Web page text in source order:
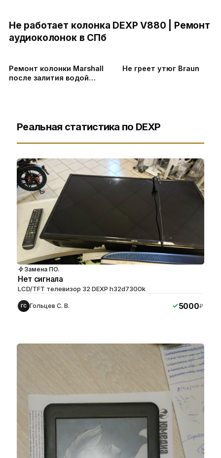
Не работает колонка DEXP V880 | Ремонт
аудиоколонок в СПб
Ремонт колонки Marshall
после залития водой
Не греет утюг Braun
Реальная статистика по DEXP
Замена ПО.
Нет сигнала
LCD/TFT телевизор 32 DEXP h32d7300k
ГС Гольцев С. В. 5000₽